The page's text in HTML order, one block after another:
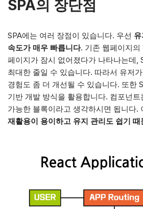
SPA의 장단점
SPA에는 여러 장점이 있습니다. 우선
속도가 매우 빠릅니다. 기존 웹페이지의
페이지가 잠시 없어졌다가 나타나는데,
최대한 줄일 수 있습니다. 따라서 유저
경험도 좀 더 개선될 수 있습니다. 또한
기반 개발 방식을 활용합니다. 컴포넌
가능한 블록이라고 생각하시면 됩니다.
재활용이 용이하고 유지 관리도 쉽기